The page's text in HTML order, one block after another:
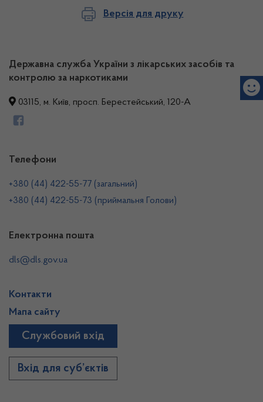
Версія для друку
Державна служба України з лікарських засобів та
контролю за наркотиками
03115, м. Київ, просп. Берестейський, 120-А
Телефони
+380 (44) 422-55-77 (загальний)
+380 (44) 422-55-73 (приймальня Голови)
Електронна пошта
dls@dls.gov.ua
Контакти
Мапа сайту
Службовий вхід
Вхід для суб’єктів